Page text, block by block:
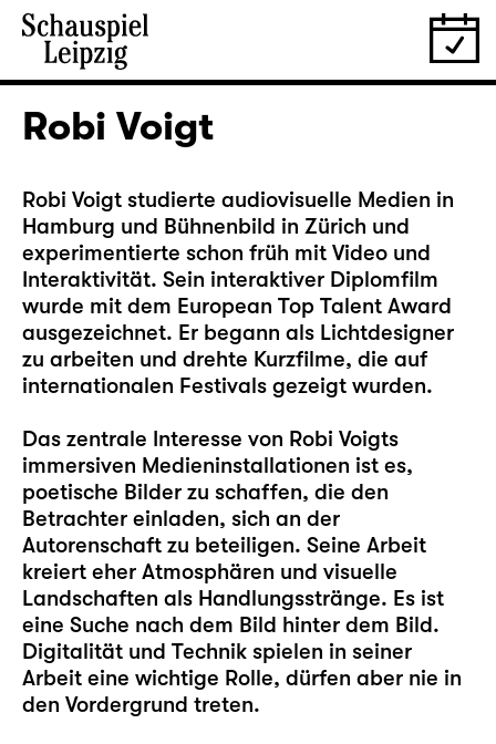
Robi Voigt
Robi Voigt studierte audiovisuelle Medien in
Hamburg und Bühnenbild in Zürich und
experimentierte schon früh mit Video und
Interaktivität. Sein interaktiver Diplomfilm
wurde mit dem European Top Talent Award
ausgezeichnet. Er begann als Lichtdesigner
zu arbeiten und drehte Kurzfilme, die auf
internationalen Festivals gezeigt wurden.
Das zentrale Interesse von Robi Voigts
immersiven Medieninstallationen ist es,
poetische Bilder zu schaffen, die den
Betrachter einladen, sich an der
Autorenschaft zu beteiligen. Seine Arbeit
kreiert eher Atmosphären und visuelle
Landschaften als Handlungsstränge. Es ist
eine Suche nach dem Bild hinter dem Bild.
Digitalität und Technik spielen in seiner
Arbeit eine wichtige Rolle, dürfen aber nie in
den Vordergrund treten.